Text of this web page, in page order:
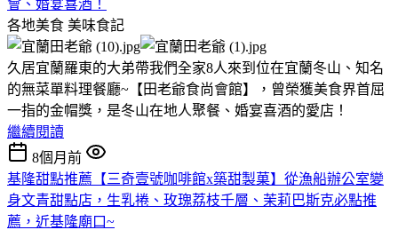
會、婚宴喜酒！
各地美食 美味食記
久居宜蘭羅東的大弟帶我們全家8人來到位在宜蘭冬山、知名
的無菜單料理餐廳~【田老爺食尚會館】，曾榮獲美食界首屈
一指的金帽獎，是冬山在地人聚餐、婚宴喜酒的愛店！
繼續閱讀
8個月前
基隆甜點推薦【三奇壹號咖啡館x築甜製菓】從漁船辦公室變
身文青甜點店，生乳捲、玫瑰荔枝千層、茉莉巴斯克必點推
薦，近基隆廟口~